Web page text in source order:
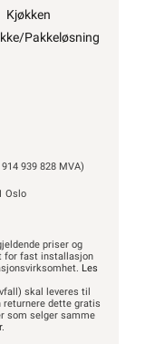
Kjøkken
Pakkeløsning
914 939 828 MVA)
Oslo
priser og
for fast installasjon
Les
skal leveres til
returnere dette gratis
som selger samme
.